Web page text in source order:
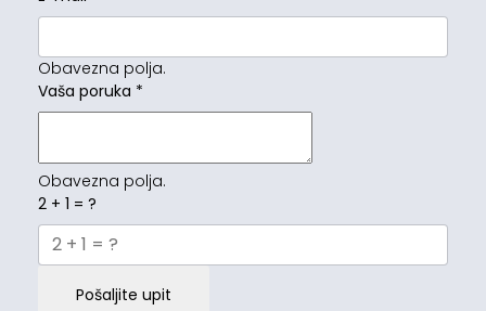
Obavezna polja.
Vaša poruka *
Obavezna polja.
2 + 1 = ?
Pošaljite upit